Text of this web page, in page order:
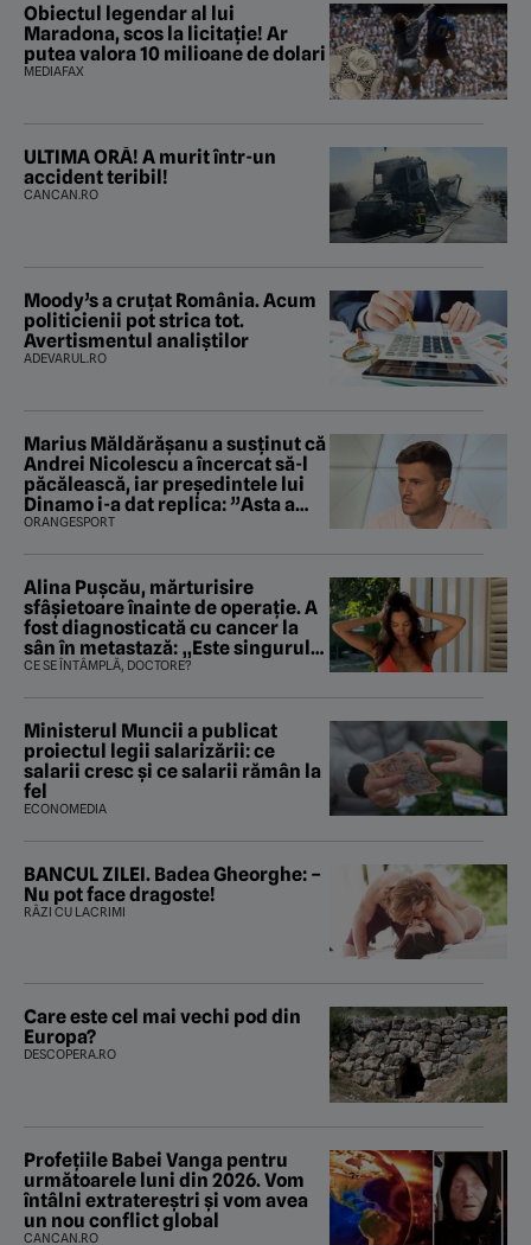
Obiectul legendar al lui
Maradona, scos la licitație! Ar
putea valora 10 milioane de dolari
MEDIAFAX
ULTIMA ORĂ! A murit într-un
accident teribil!
CANCAN.RO
Moody’s a cruțat România. Acum
politicienii pot strica tot.
Avertismentul analiștilor
ADEVARUL.RO
Marius Măldărăşanu a susţinut că
Andrei Nicolescu a încercat să-l
păcălească, iar preşedintele lui
Dinamo i-a dat replica: ”Asta a
fost istoria”
ORANGESPORT
Alina Pușcău, mărturisire
sfâșietoare înainte de operație. A
fost diagnosticată cu cancer la
sân în metastază: „Este singurul
tratament care o să mă ajute să
CE SE ÎNTÂMPLĂ, DOCTORE?
Ministerul Muncii a publicat
proiectul legii salarizării: ce
salarii cresc și ce salarii rămân la
fel
ECONOMEDIA
BANCUL ZILEI. Badea Gheorghe: –
Nu pot face dragoste!
RÂZI CU LACRIMI
Care este cel mai vechi pod din
Europa?
DESCOPERA.RO
Profețiile Babei Vanga pentru
următoarele luni din 2026. Vom
întâlni extratereștri și vom avea
un nou conflict global
CANCAN.RO